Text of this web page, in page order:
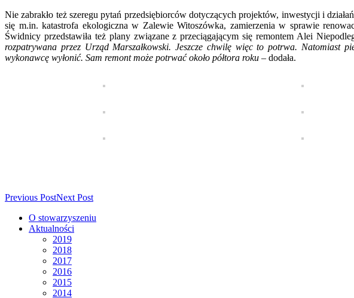
Nie zabrakło też szeregu pytań przedsiębiorców dotyczących projektów, inwestycji i
się m.in. katastrofa ekologiczna w Zalewie Witoszówka, zamierzenia w sprawie
Świdnicy przedstawiła też plany związane z przeciągającym się remontem Alei
rozpatrywana przez Urząd Marszałkowski. Jeszcze chwilę więc to potrwa. Natomiast
wykonawcę wyłonić. Sam remont może potrwać około półtora roku – dodała.
Previous PostNext Post
O stowarzyszeniu
Aktualności
2019
2018
2017
2016
2015
2014